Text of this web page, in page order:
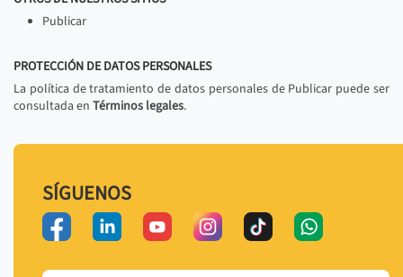
Publicar
PROTECCIÓN DE DATOS PERSONALES
La política de tratamiento de datos personales de Publicar puede ser
consultada en Términos legales.
SÍGUENOS